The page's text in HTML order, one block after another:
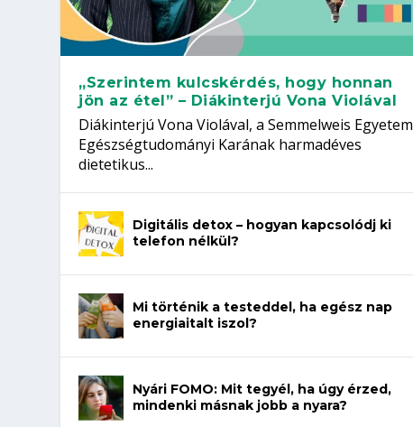
„Szerintem kulcskérdés, hogy honnan
jön az étel” – Diákinterjú Vona Violával
Diákinterjú Vona Violával, a Semmelweis Egyetem
Egészségtudományi Karának harmadéves
dietetikus...
Digitális detox – hogyan kapcsolódj ki
telefon nélkül?
Mi történik a testeddel, ha egész nap
energiaitalt iszol?
Nyári FOMO: Mit tegyél, ha úgy érzed,
mindenki másnak jobb a nyara?